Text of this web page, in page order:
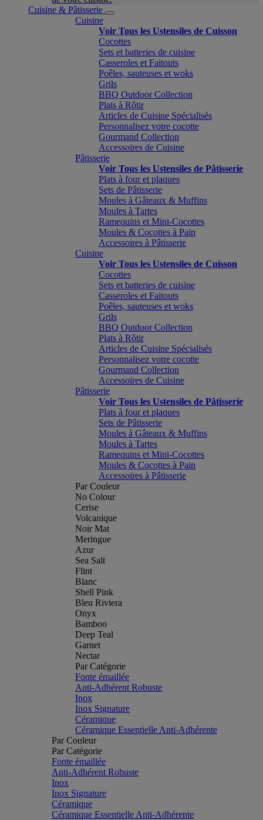
Cuisine & Pâtisserie
Cuisine
Voir Tous les Ustensiles de Cuisson
Cocottes
Sets et batteries de cuisine
Casseroles et Faitouts
Poêles, sauteuses et woks
Grils
BBQ Outdoor Collection
Plats à Rôtir
Articles de Cuisine Spécialisés
Personnalisez votre cocotte
Gourmand Collection
Accessoires de Cuisine
Pâtisserie
Voir Tous les Ustensiles de Pâtisserie
Plats à four et plaques
Sets de Pâtisserie
Moules à Gâteaux & Muffins
Moules à Tartes
Ramequins et Mini-Cocottes
Moules & Cocottes à Pain
Accessoires à Pâtisserie
Cuisine
Voir Tous les Ustensiles de Cuisson
Cocottes
Sets et batteries de cuisine
Casseroles et Faitouts
Poêles, sauteuses et woks
Grils
BBQ Outdoor Collection
Plats à Rôtir
Articles de Cuisine Spécialisés
Personnalisez votre cocotte
Gourmand Collection
Accessoires de Cuisine
Pâtisserie
Voir Tous les Ustensiles de Pâtisserie
Plats à four et plaques
Sets de Pâtisserie
Moules à Gâteaux & Muffins
Moules à Tartes
Ramequins et Mini-Cocottes
Moules & Cocottes à Pain
Accessoires à Pâtisserie
Par Couleur
No Colour
Cerise
Volcanique
Noir Mat
Meringue
Azur
Sea Salt
Flint
Blanc
Shell Pink
Bleu Riviera
Onyx
Bamboo
Deep Teal
Garnet
Nectar
Par Catégorie
Fonte émaillée
Anti-Adhérent Robuste
Inox
Inox Signature
Céramique
Céramique Essentielle Anti-Adhérente
Par Couleur
Par Catégorie
Fonte émaillée
Anti-Adhérent Robuste
Inox
Inox Signature
Céramique
Céramique Essentielle Anti-Adhérente